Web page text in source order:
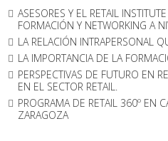
ASESORES Y EL RETAIL
FORMACIÓN Y NETWORKING A
LA RELACIÓN INTRAPERSONAL
LA IMPORTANCIA DE LA
PERSPECTIVAS DE FUTURO EN
EN EL SECTOR RETAIL.
PROGRAMA DE RETAIL 360º EN
ZARAGOZA